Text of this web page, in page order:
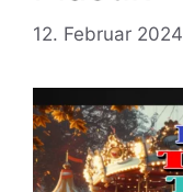
12. Februar 2024